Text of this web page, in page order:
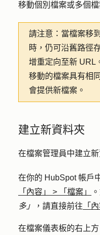
移動個別檔案或多個檔
請注意： 當檔案移
時，仍可沿舊路徑
增重定向至新 URL
移動的檔案具有相
會提供新檔案。
建立新資料夾
在檔案管理員中建立新
在你的 HubSpot 帳戶
「內容」
> 「檔案」
多」
，請直接前往 「
在檔案儀表板的右上